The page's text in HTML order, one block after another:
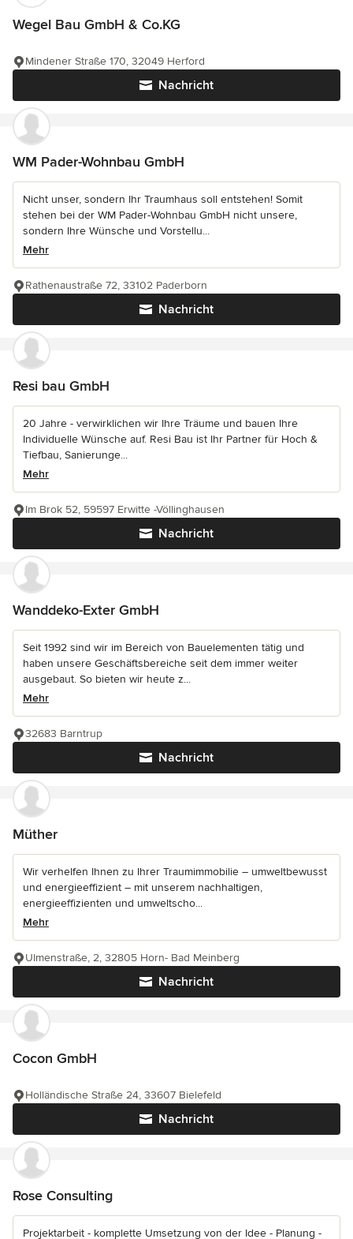
Wegel Bau GmbH & Co.KG
Nachricht
Mindener Straße 170, 32049 Herford
WM Pader-Wohnbau GmbH
Nicht unser, sondern Ihr Traumhaus soll entstehen! Somit
stehen bei der WM Pader-Wohnbau GmbH nicht unsere,
sondern Ihre Wünsche und Vorstellu...
Mehr
Nachricht
Rathenaustraße 72, 33102 Paderborn
Resi bau GmbH
20 Jahre - verwirklichen wir Ihre Träume und bauen Ihre
Individuelle Wünsche auf. Resi Bau ist Ihr Partner für Hoch &
Tiefbau, Sanierunge...
Mehr
Nachricht
Im Brok 52, 59597 Erwitte -Völlinghausen
Wanddeko-Exter GmbH
Seit 1992 sind wir im Bereich von Bauelementen tätig und
haben unsere Geschäftsbereiche seit dem immer weiter
ausgebaut. So bieten wir heute z...
Mehr
Nachricht
32683 Barntrup
Müther
Wir verhelfen Ihnen zu Ihrer Traumimmobilie – umweltbewusst
und energieeffizient – mit unserem nachhaltigen,
energieeffizienten und umweltscho...
Mehr
Nachricht
Ulmenstraße, 2, 32805 Horn- Bad Meinberg
Cocon GmbH
Nachricht
Holländische Straße 24, 33607 Bielefeld
Rose Consulting
Projektarbeit - komplette Umsetzung von der Idee - Planung -